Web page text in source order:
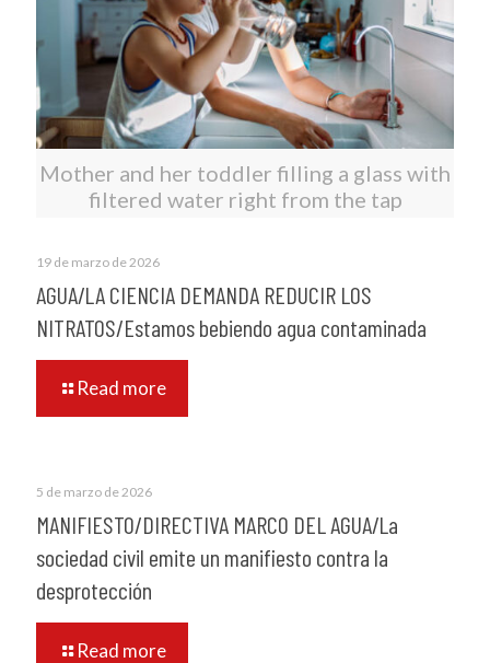
Mother and her toddler filling a glass with
filtered water right from the tap
19 de marzo de 2026
AGUA/LA CIENCIA DEMANDA REDUCIR LOS
NITRATOS/Estamos bebiendo agua contaminada
Read more
5 de marzo de 2026
MANIFIESTO/DIRECTIVA MARCO DEL AGUA/La
sociedad civil emite un manifiesto contra la
desprotección
Read more